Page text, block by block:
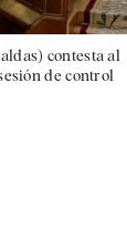
contesta al
de control